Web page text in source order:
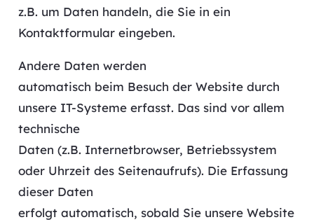
z.B. um Daten handeln, die Sie in ein
Kontaktformular eingeben.
Andere Daten werden
automatisch beim Besuch der Website durch
unsere IT-Systeme erfasst. Das sind vor allem
technische
Daten (z.B. Internetbrowser, Betriebssystem
oder Uhrzeit des Seitenaufrufs). Die Erfassung
dieser Daten
erfolgt automatisch, sobald Sie unsere Website